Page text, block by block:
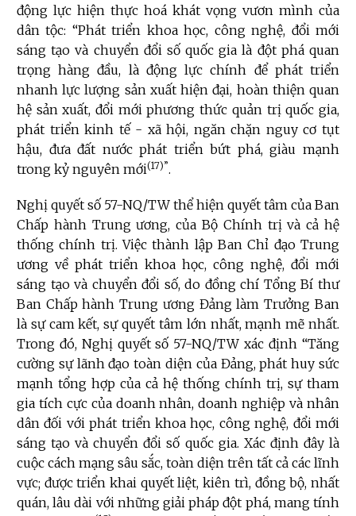
động lực hiện thực hoá khát vọng vươn mình của
dân tộc: “Phát triển khoa học, công nghệ, đổi mới
sáng tạo và chuyển đổi số quốc gia là đột phá quan
trọng hàng đầu, là động lực chính để phát triển
nhanh lực lượng sản xuất hiện đại, hoàn thiện quan
hệ sản xuất, đổi mới phương thức quản trị quốc gia,
phát triển kinh tế - xã hội, ngăn chặn nguy cơ tụt
hậu, đưa đất nước phát triển bứt phá, giàu mạnh
trong kỷ nguyên mới(17)”.
Nghị quyết số 57-NQ/TW thể hiện quyết tâm của Ban
Chấp hành Trung ương, của Bộ Chính trị và cả hệ
thống chính trị. Việc thành lập Ban Chỉ đạo Trung
ương về phát triển khoa học, công nghệ, đổi mới
sáng tạo và chuyển đổi số, do đồng chí Tổng Bí thư
Ban Chấp hành Trung ương Đảng làm Trưởng Ban
là sự cam kết, sự quyết tâm lớn nhất, mạnh mẽ nhất.
Trong đó, Nghị quyết số 57-NQ/TW xác định “Tăng
cường sự lãnh đạo toàn diện của Đảng, phát huy sức
mạnh tổng hợp của cả hệ thống chính trị, sự tham
gia tích cực của doanh nhân, doanh nghiệp và nhân
dân đối với phát triển khoa học, công nghệ, đổi mới
sáng tạo và chuyển đổi số quốc gia. Xác định đây là
cuộc cách mạng sâu sắc, toàn diện trên tất cả các lĩnh
vực; được triển khai quyết liệt, kiên trì, đồng bộ, nhất
quán, lâu dài với những giải pháp đột phá, mang tính